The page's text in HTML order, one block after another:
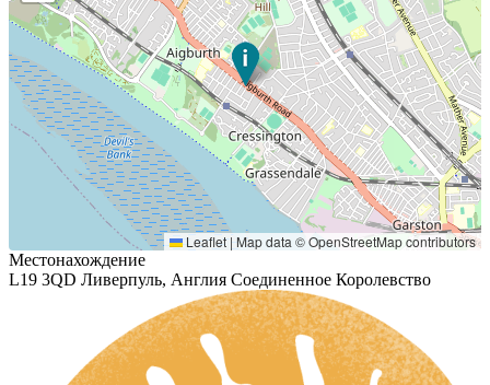
Leaflet | Map data ©OpenStreetMapcontributors
Местонахождение
L19 3QD Ливерпуль, Англия Соединенное Королевство